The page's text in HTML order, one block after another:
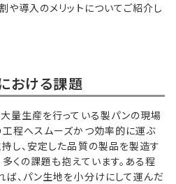
や導入のメリットについてご紹介し
おける課題
量生産を行っている製パンの現場
程へスムーズかつ効率的に運ぶ
し、安定した品質の製品を製造す
くの課題も抱えています。ある程
、パン生地を小分けにして運んだ